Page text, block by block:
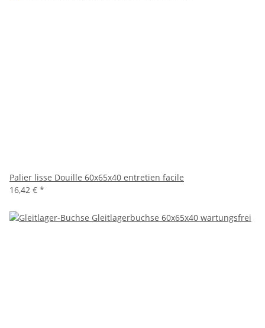
Palier lisse Douille 60x65x40 entretien facile
16,42 € *